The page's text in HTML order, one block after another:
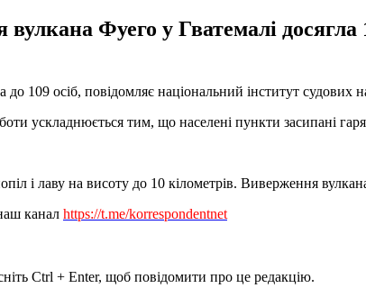
вулкана Фуего у Гватемалі
109 осіб, повідомляє національний інститут судових
ускладнюється тим, що населені пункти засипані
і лаву на висоту до 10 кілометрів. Виверження
канал https://t.me/korrespondentnet
Ctrl + Enter, щоб повідомити про це редакцію.